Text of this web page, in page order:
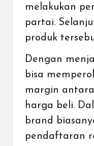
melakukan
partai.
produk
Dengan
bisa
margin
harga beli.
brand
pendaftaran